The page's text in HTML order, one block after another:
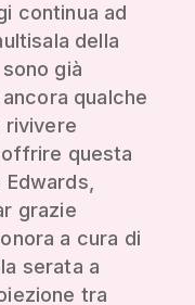
continua ad
della
già
qualche
rivivere
questa
grazie
a cura di
serata a
tra